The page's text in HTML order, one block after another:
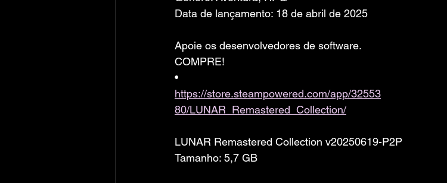
Data de lançamento: 18 de abril de 2025
Apoie os desenvolvedores de software.
COMPRE!
•
https://store.steampowered.com/app/32553
80/LUNAR_Remastered_Collection/
LUNAR Remastered Collection v20250619-P2P
Tamanho: 5,7 GB